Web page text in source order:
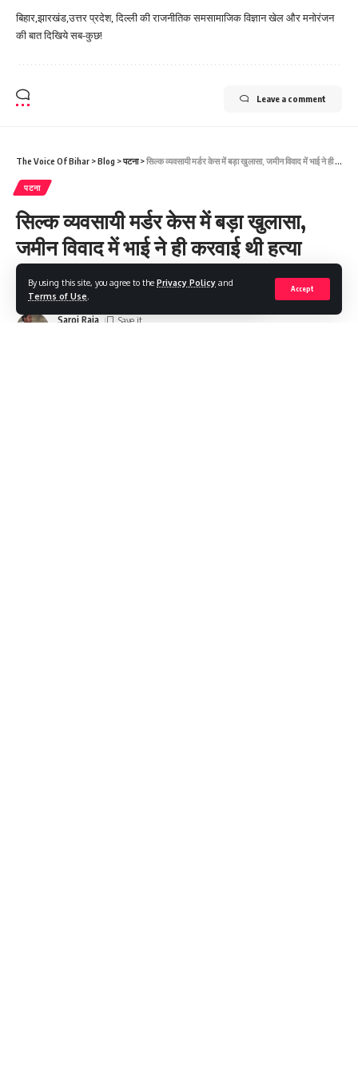
By using this site, you agree to the Privacy Policy and
Terms of Use
Accept
बिहार,झारखंड,उत्तर प्रदेश, दिल्ली की राजनीतिक समसामाजिक विज्ञान खेल और मनोरंजन
की बात दिखिये सब-कुछ!
Leave a comment
The Voice Of Bihar >Blog >पटना>सिल्क व्यवसायी मर्डर केस में बड़ा खुलासा, जमीन विवाद में भाई ने ही करवाई थी हत्या
पटना
सिल्क व्यवसायी मर्डर केस में बड़ा खुलासा,
जमीन विवाद में भाई ने ही करवाई थी हत्या
Saroj Raja
Share 2 Min Read